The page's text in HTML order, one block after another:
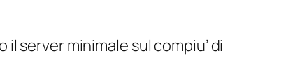
server minimale sul compiu’ di